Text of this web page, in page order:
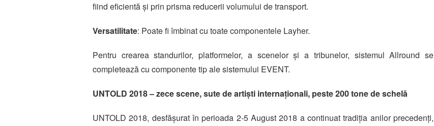
fiind eficientă și prin prisma reducerii volumului de transport.
Versatilitate: Poate fi îmbinat cu toate componentele Layher.
Pentru crearea standurilor, platformelor, a scenelor și a tribunelor, sistemul Allround se
completează cu componente tip ale sistemului EVENT.
UNTOLD 2018 – zece scene, sute de artiști internaționali, peste 200 tone de schelă
UNTOLD 2018, desfășurat în perioada 2-5 August 2018 a continuat tradiția anilor precedenți,